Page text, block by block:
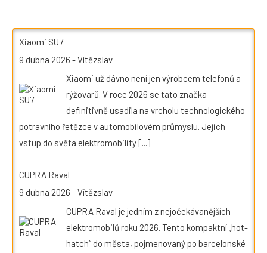
Xiaomi SU7
9 dubna 2026 -Vítězslav
Xiaomi už dávno není jen výrobcem telefonů a
rýžovarů. V roce 2026 se tato značka
definitivně usadila na vrcholu technologického
potravního řetězce v automobilovém průmyslu. Jejich
vstup do světa elektromobility[...]
CUPRA Raval
9 dubna 2026 -Vítězslav
CUPRA Raval je jedním z nejočekávanějších
elektromobilů roku 2026. Tento kompaktní „hot-
hatch“ do města, pojmenovaný po barcelonské